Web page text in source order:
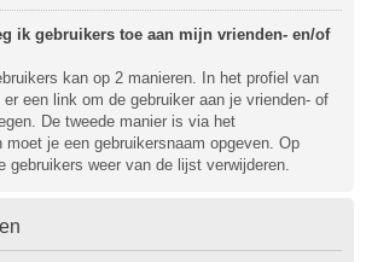
ik gebruikers toe aan mijn vrienden- en/of
kan op 2 manieren. In het profiel van
een link om de gebruiker aan je vrienden- of
De tweede manier is via het
moet je een gebruikersnaam opgeven. Op
gebruikers weer van de lijst verwijderen.